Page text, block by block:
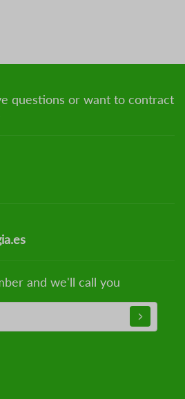
questions or want to contract
and we'll call you